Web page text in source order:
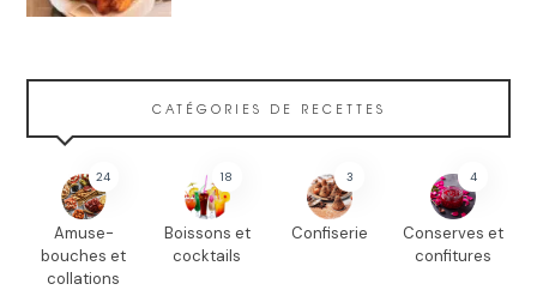
CATÉGORIES DE RECETTES
24
Amuse-
bouches et
collations
18
Boissons et
cocktails
3
Confiserie
4
Conserves et
confitures